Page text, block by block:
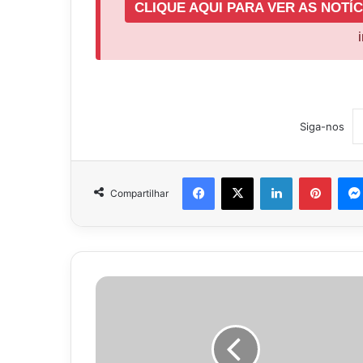
CLIQUE AQUI PARA VER AS
Siga-nos
Compartilhar
Facebook
X Linkedin
Acidente